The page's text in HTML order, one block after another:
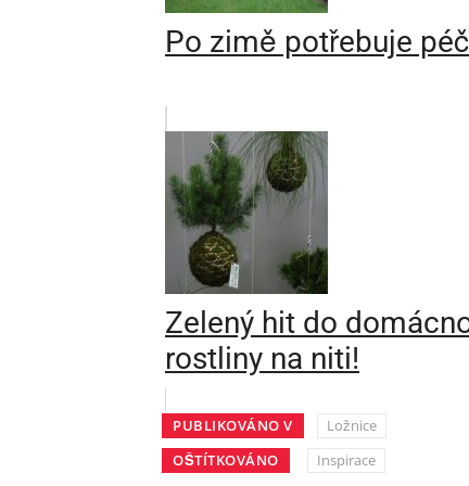
Po zimě potřebuje
Zelený hit do
rostliny na niti!
PUBLIKOVÁNO V
Ložnice
OŠTÍTKOVÁNO
Inspirace